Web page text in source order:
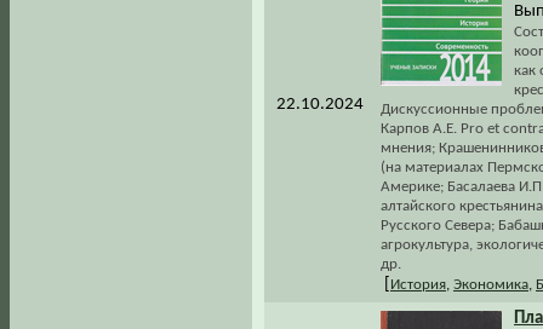
22.10.2024
как
Дискуссионные
Карпов А.Е. Pro et
мнения;
(на материалах
Америке; Басалаева
алтайского
Русского Севера;
агрокультура,
др.
История Экономика